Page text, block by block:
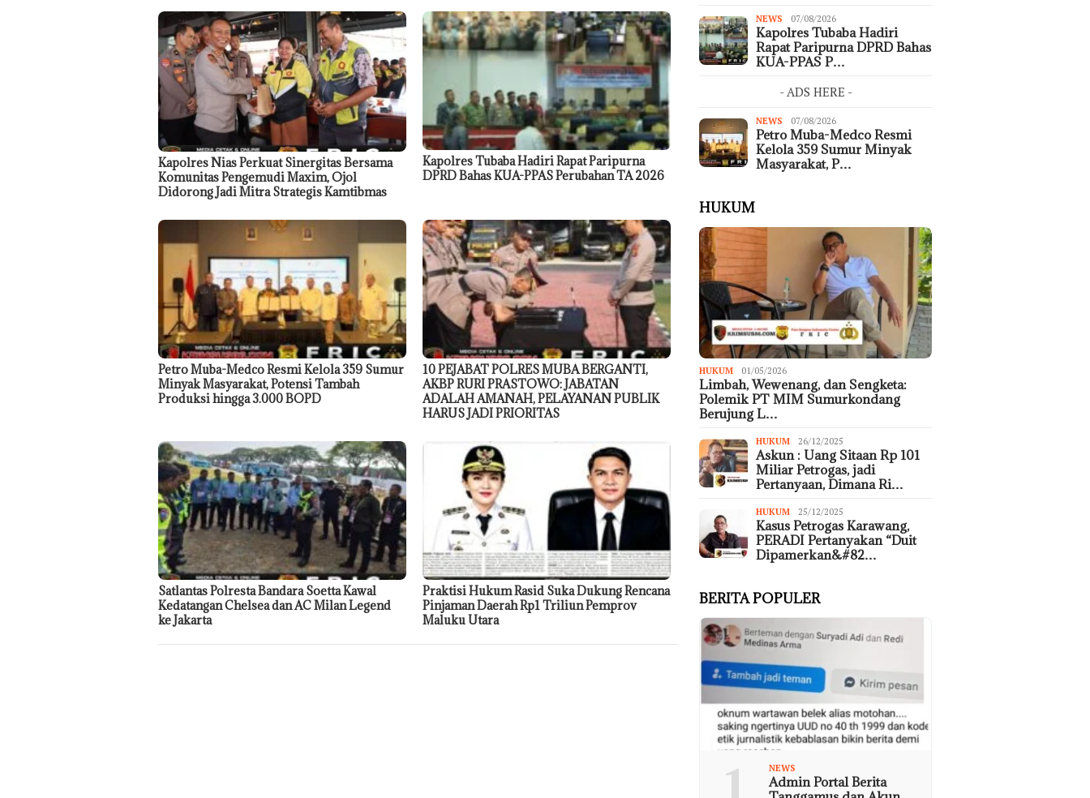
Kapolres Nias Perkuat Sinergitas Bersama
Komunitas Pengemudi Maxim, Ojol
Didorong Jadi Mitra Strategis Kamtibmas
Kapolres Tubaba Hadiri Rapat Paripurna
DPRD Bahas KUA-PPAS Perubahan TA 2026
Petro Muba-Medco Resmi Kelola 359 Sumur
Minyak Masyarakat, Potensi Tambah
Produksi hingga 3.000 BOPD
10 PEJABAT POLRES MUBA BERGANTI,
AKBP RURI PRASTOWO: JABATAN
ADALAH AMANAH, PELAYANAN PUBLIK
HARUS JADI PRIORITAS
Satlantas Polresta Bandara Soetta Kawal
Kedatangan Chelsea dan AC Milan Legend
ke Jakarta
Praktisi Hukum Rasid Suka Dukung Rencana
Pinjaman Daerah Rp1 Triliun Pemprov
Maluku Utara
NEWS 07/08/2026
Kapolres Tubaba Hadiri
Rapat Paripurna DPRD Bahas
KUA-PPAS P…
- ADS HERE -
NEWS 07/08/2026
Petro Muba-Medco Resmi
Kelola 359 Sumur Minyak
Masyarakat, P…
HUKUM
HUKUM 01/05/2026
Limbah, Wewenang, dan Sengketa:
Polemik PT MIM Sumurkondang
Berujung L…
HUKUM 26/12/2025
Askun : Uang Sitaan Rp 101
Miliar Petrogas, jadi
Pertanyaan, Dimana Ri…
HUKUM 25/12/2025
Kasus Petrogas Karawang,
PERADI Pertanyakan “Duit
Dipamerkan&#82…
BERITA POPULER
NEWS
Admin Portal Berita